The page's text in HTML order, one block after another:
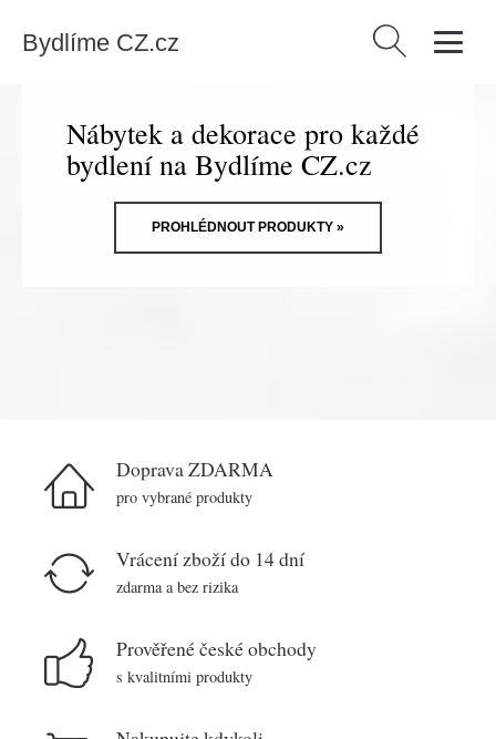
Bydlíme CZ.cz Vyhledávání
Nábytek a dekorace pro každé
bydlení na Bydlíme CZ.cz
PROHLÉDNOUT PRODUKTY »
Doprava ZDARMA
pro vybrané produkty
Vrácení zboží do 14 dní
zdarma a bez rizika
Prověřené české obchody
s kvalitními produkty